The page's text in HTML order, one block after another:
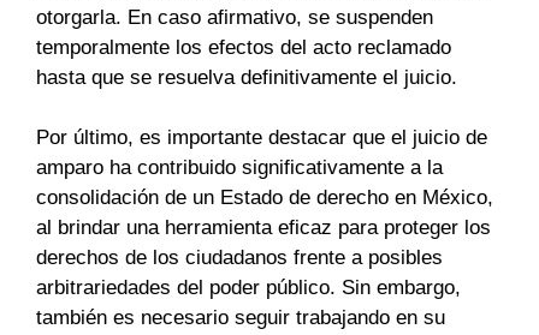
otorgarla. En caso afirmativo, se suspenden
temporalmente los efectos del acto reclamado
hasta que se resuelva definitivamente el juicio.
Por último, es importante destacar que el juicio de
amparo ha contribuido significativamente a la
consolidación de un Estado de derecho en México,
al brindar una herramienta eficaz para proteger los
derechos de los ciudadanos frente a posibles
arbitrariedades del poder público. Sin embargo,
también es necesario seguir trabajando en su